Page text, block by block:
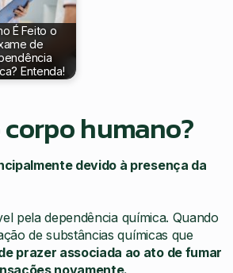
É Feito o
de
Entenda!
humano?
devido à presença da
pela dependência química. Quando
de substâncias químicas que
prazer associada ao ato de fumar